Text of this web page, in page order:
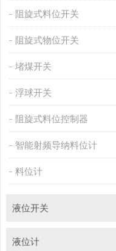
阻旋式料位开关
阻旋式物位开关
堵煤开关
浮球开关
阻旋式料位控制器
智能射频导纳料位计
料位计
液位开关
液位计